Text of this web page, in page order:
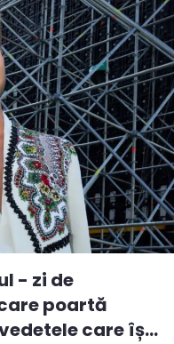
- zi de
poartă
care îș...